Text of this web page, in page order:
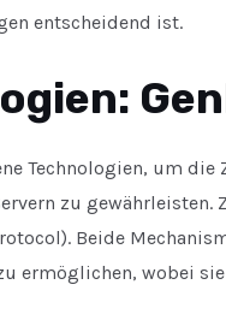
entscheidend ist.
Technologien, um
zu gewährleisten.
Beide
ermöglichen, wobei